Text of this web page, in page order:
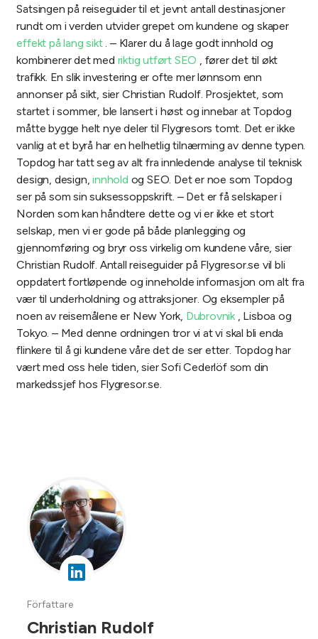
Satsingen på reiseguider til et jevnt antall destinasjoner
rundt om i verden utvider grepet om kundene og skaper
effekt på lang sikt. – Klarer du å lage godt innhold og
kombinerer det med riktig utført SEO , fører det til økt
trafikk. En slik investering er ofte mer lønnsom enn
annonser på sikt, sier Christian Rudolf. Prosjektet, som
startet i sommer, ble lansert i høst og innebar at Topdog
måtte bygge helt nye deler til Flygresors tomt. Det er ikke
vanlig at et byrå har en helhetlig tilnærming av denne typen.
Topdog har tatt seg av alt fra innledende analyse til teknisk
design, design,innhold og SEO. Det er noe som Topdog
ser på som sin suksessoppskrift. – Det er få selskaper i
Norden som kan håndtere dette og vi er ikke et stort
selskap, men vi er gode på både planlegging og
gjennomføring og bryr oss virkelig om kundene våre, sier
Christian Rudolf. Antall reiseguider på Flygresor.se vil bli
oppdatert fortløpende og inneholde informasjon om alt fra
vær til underholdning og attraksjoner. Og eksempler på
noen av reisemålene er New York, Dubrovnik, Lisboa og
Tokyo. – Med denne ordningen tror vi at vi skal bli enda
flinkere til å gi kundene våre det de ser etter. Topdog har
vært med oss hele tiden, sier Sofi Cederlöf som din
markedssjef hos Flygresor.se.
Författare
Christian Rudolf